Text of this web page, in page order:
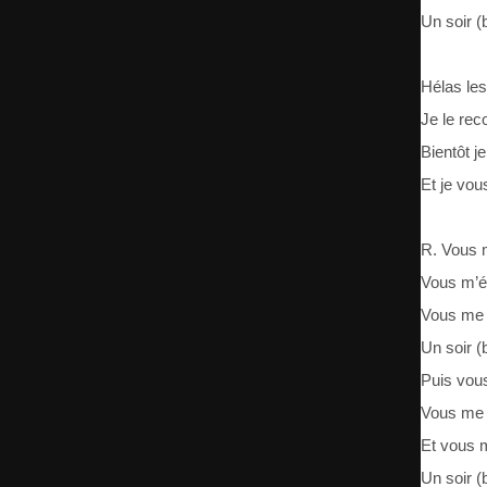
Un soir
Hélas
Je le
Bientôt
Et je
R. Vous
Vous
Vous
Un soir
Puis
Vous
Et vous
Un soir